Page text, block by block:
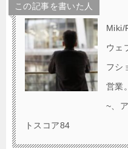
この記事を書いた人
Miki/
ウェ
フシ
営業
~、
トスコア84